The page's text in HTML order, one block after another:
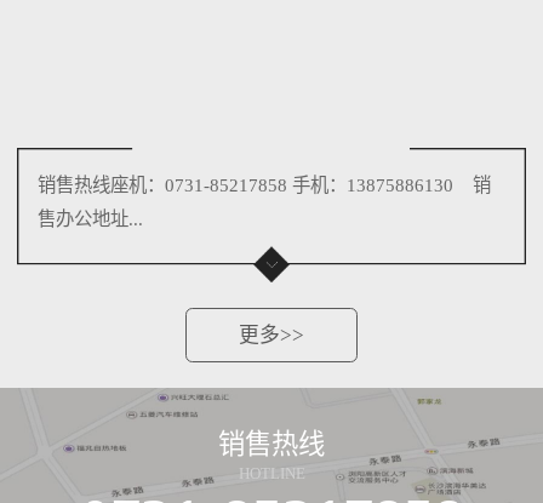
销售热线座机：0731-85217858 手机：13875886130 销
售办公地址...
更多>>
销售热线
HOTLINE